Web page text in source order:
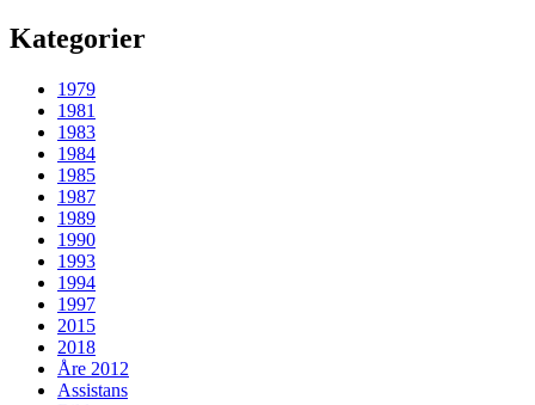
Kategorier
1979
1981
1983
1984
1985
1987
1989
1990
1993
1994
1997
2015
2018
Åre 2012
Assistans